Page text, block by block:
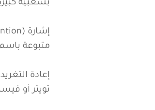
بشعبية
متبوعة